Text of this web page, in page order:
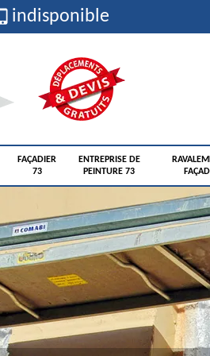
indisponible
FAÇADIER
73
ENTREPRISE DE
PEINTURE 73